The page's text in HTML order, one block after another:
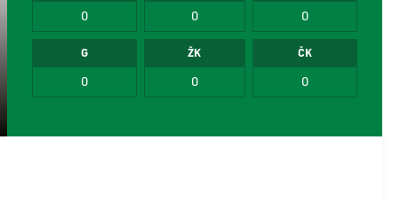
0 0 0
G
0
ŽK
0
ČK
0